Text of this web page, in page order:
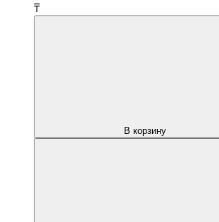
₸
В корзину